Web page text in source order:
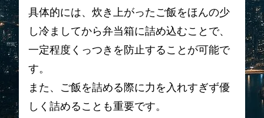
具体的には、炊き上がったご飯をほんの少
し冷ましてから弁当箱に詰め込むことで、
一定程度くっつきを防止することが可能で
す。
また、ご飯を詰める際に力を入れすぎず優
しく詰めることも重要です。